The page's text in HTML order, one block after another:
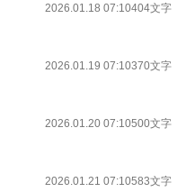
2026.01.18 07:10404文字
2026.01.19 07:10370文字
2026.01.20 07:10500文字
2026.01.21 07:10583文字